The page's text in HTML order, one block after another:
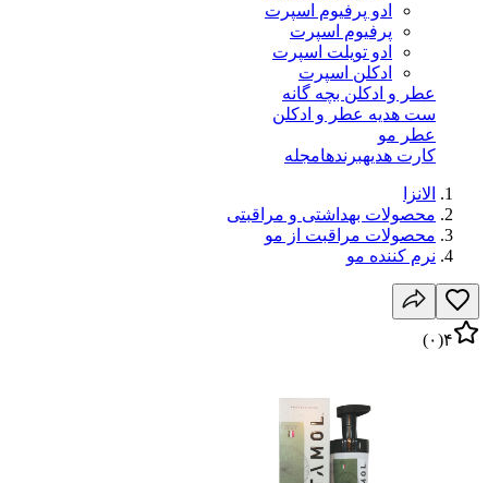
ادو پرفیوم اسپرت
پرفیوم اسپرت
ادو تویلت اسپرت
ادکلن اسپرت
عطر و ادکلن بچه گانه
ست هدیه عطر و ادکلن
عطر مو
کارت هدیهبرندهامجله
الانزا
محصولات بهداشتی و مراقبتی
محصولات مراقبت از مو
نرم کننده مو
۴(۰)